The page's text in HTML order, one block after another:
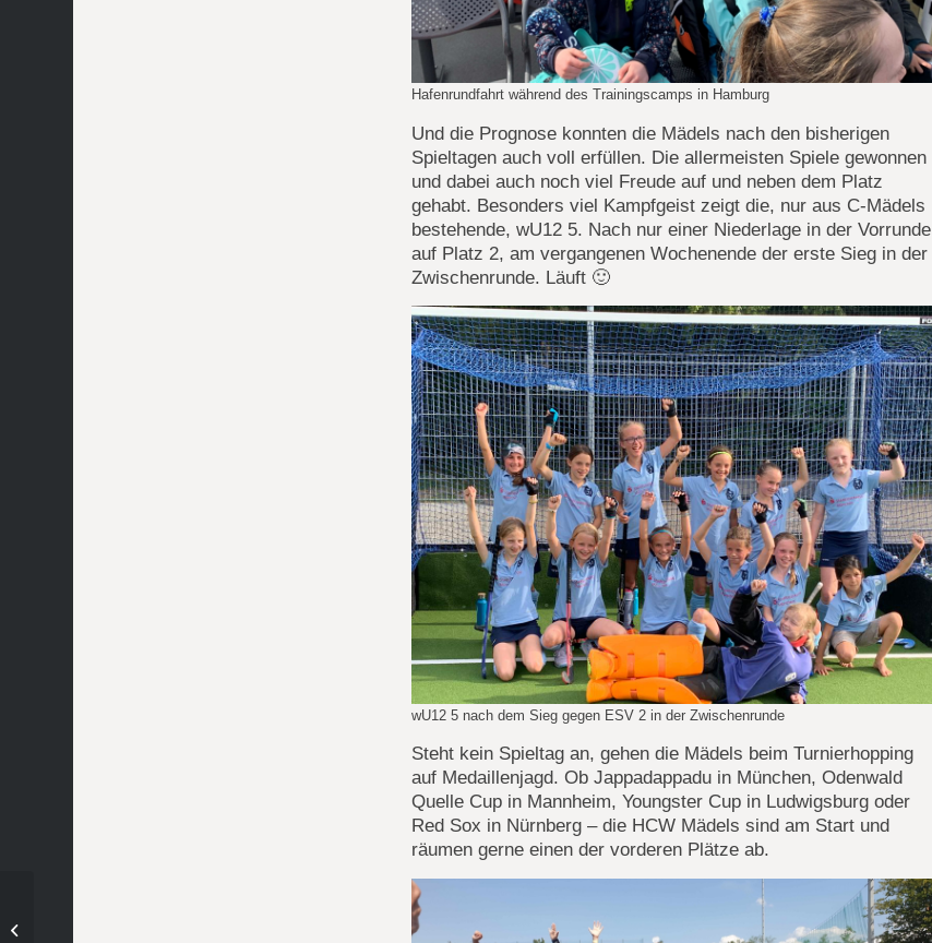
Hafenrundfahrt während des Trainingscamps in Hamburg
Und die Prognose konnten die Mädels nach den bisherigen
Spieltagen auch voll erfüllen. Die allermeisten Spiele gewonnen
und dabei auch noch viel Freude auf und neben dem Platz
gehabt. Besonders viel Kampfgeist zeigt die, nur aus C-Mädels
bestehende, wU12 5. Nach nur einer Niederlage in der Vorrunde
auf Platz 2, am vergangenen Wochenende der erste Sieg in der
Zwischenrunde. Läuft 🙂
wU12 5 nach dem Sieg gegen ESV 2 in der Zwischenrunde
Steht kein Spieltag an, gehen die Mädels beim Turnierhopping
auf Medaillenjagd. Ob Jappadappadu in München, Odenwald
Quelle Cup in Mannheim, Youngster Cup in Ludwigsburg oder
Red Sox in Nürnberg – die HCW Mädels sind am Start und
räumen gerne einen der vorderen Plätze ab.